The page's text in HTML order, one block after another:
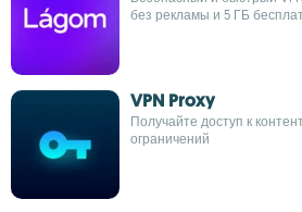
без рекламы и 5 ГБ
VPN Proxy
Получайте доступ к
ограничений